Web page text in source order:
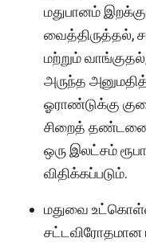
மதுபானம்
வைத்திருத்தல்,
மற்றும்
அருந்த
ஓராண்டுக்கு
சிறைத் தண்டனை
ஒரு இலட்சம்
விதிக்கப்படும்.
மதுவை
சட்டவிரோதமான